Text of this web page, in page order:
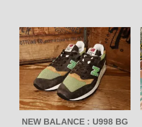
NEW BALANCE : U998 BG